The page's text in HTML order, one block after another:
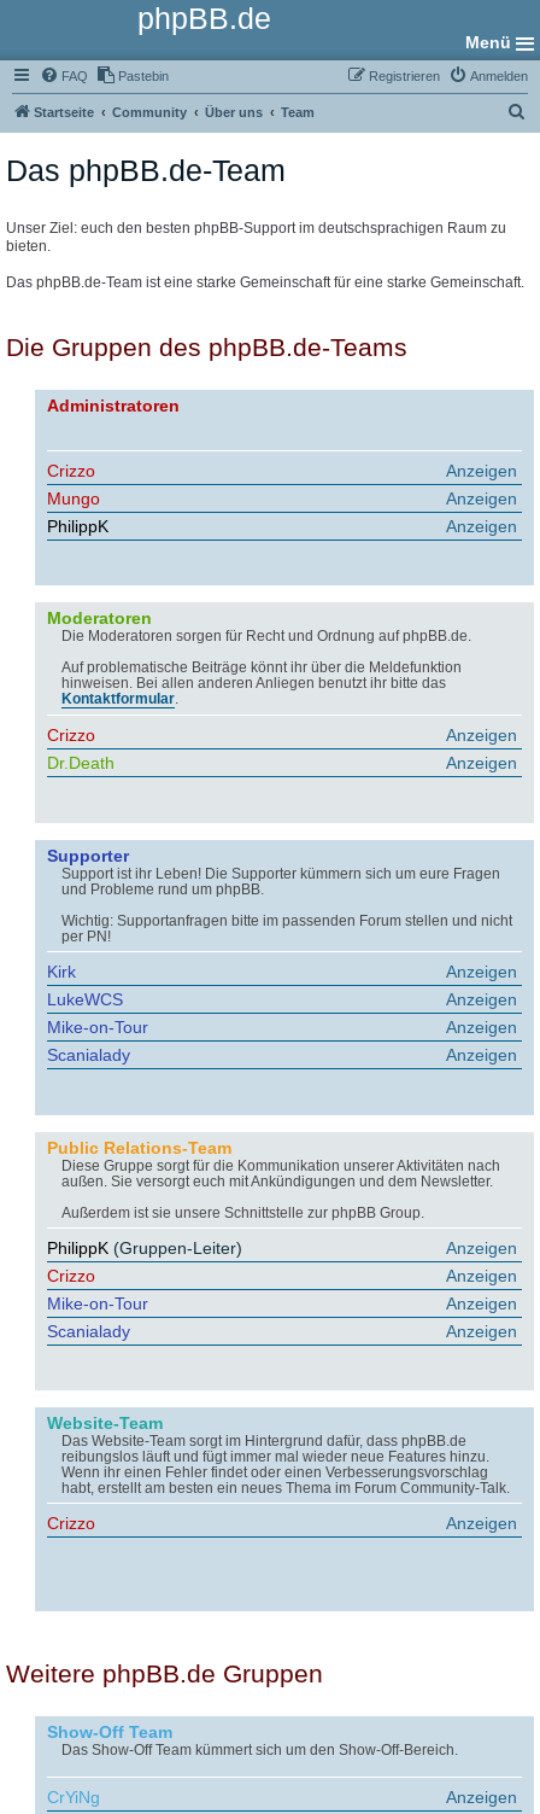
phpBB.de
Menü
FAQ Pastebin Anmelden
Registrieren
Startseite Community Über uns Team
Das phpBB.de-Team
Unser Ziel: euch den besten phpBB-Support im deutschsprachigen Raum zu
bieten.
Das phpBB.de-Team ist eine starke Gemeinschaft für eine starke Gemeinschaft.
Die Gruppen des phpBB.de-Teams
Administratoren
Anzeigen
Crizzo
Anzeigen
Mungo
Anzeigen
PhilippK
Moderatoren
Die Moderatoren sorgen für Recht und Ordnung auf phpBB.de.
Auf problematische Beiträge könnt ihr über die Meldefunktion
hinweisen. Bei allen anderen Anliegen benutzt ihr bitte das
Kontaktformular.
Anzeigen
Crizzo
Anzeigen
Dr.Death
Supporter
Support ist ihr Leben! Die Supporter kümmern sich um eure Fragen
und Probleme rund um phpBB.
Wichtig: Supportanfragen bitte im passenden Forum stellen und nicht
per PN!
Anzeigen
Kirk
Anzeigen
LukeWCS
Anzeigen
Mike-on-Tour
Anzeigen
Scanialady
Public Relations-Team
Diese Gruppe sorgt für die Kommunikation unserer Aktivitäten nach
außen. Sie versorgt euch mit Ankündigungen und dem Newsletter.
Außerdem ist sie unsere Schnittstelle zur phpBB Group.
Anzeigen
PhilippK (Gruppen-Leiter)
Anzeigen
Crizzo
Anzeigen
Mike-on-Tour
Anzeigen
Scanialady
Website-Team
Das Website-Team sorgt im Hintergrund dafür, dass phpBB.de
reibungslos läuft und fügt immer mal wieder neue Features hinzu.
Wenn ihr einen Fehler findet oder einen Verbesserungsvorschlag
habt, erstellt am besten ein neues Thema im Forum Community-Talk.
Anzeigen
Crizzo
Weitere phpBB.de Gruppen
Show-Off Team
Das Show-Off Team kümmert sich um den Show-Off-Bereich.
Anzeigen
CrYiNg